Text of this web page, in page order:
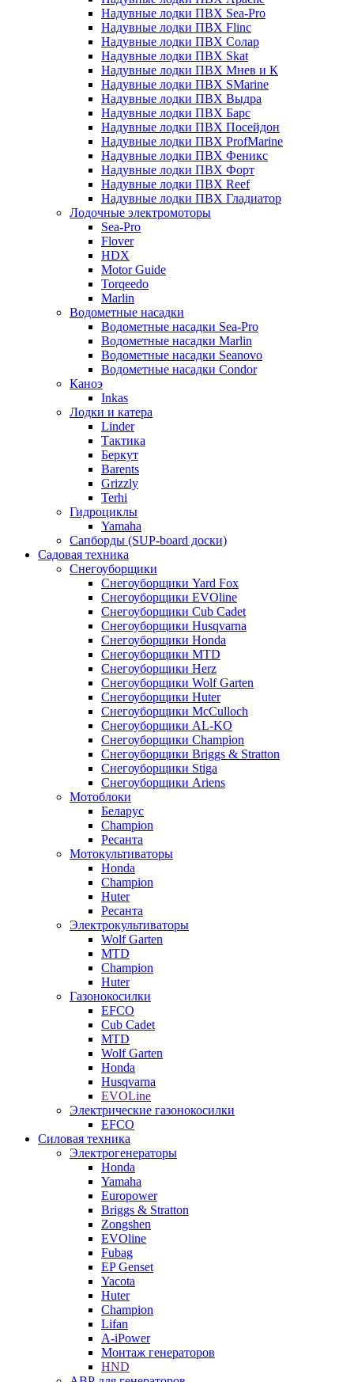
Надувные лодки ПВХ Sea-Pro
Надувные лодки ПВХ Flinc
Надувные лодки ПВХ Солар
Надувные лодки ПВХ Skat
Надувные лодки ПВХ Мнев и К
Надувные лодки ПВХ SMarine
Надувные лодки ПВХ Выдра
Надувные лодки ПВХ Барс
Надувные лодки ПВХ Посейдон
Надувные лодки ПВХ ProfMarine
Надувные лодки ПВХ Феникс
Надувные лодки ПВХ Форт
Надувные лодки ПВХ Reef
Надувные лодки ПВХ Гладиатор
Лодочные электромоторы
Sea-Pro
Flover
HDX
Motor Guide
Torqeedo
Marlin
Водометные насадки
Водометные насадки Sea-Pro
Водометные насадки Marlin
Водометные насадки Seanovo
Водометные насадки Condor
Каноэ
Inkas
Лодки и катера
Linder
Тактика
Беркут
Barents
Grizzly
Terhi
Гидроциклы
Yamaha
Сапборды (SUP-board доски)
Садовая техника
Снегоуборщики
Снегоуборщики Yard Fox
Снегоуборщики EVOline
Снегоуборщики Cub Cadet
Снегоуборщики Husqvarna
Снегоуборщики Honda
Снегоуборщики MTD
Снегоуборщики Herz
Снегоуборщики Wolf Garten
Снегоуборщики Huter
Снегоуборщики McCulloch
Снегоуборщики AL-KO
Снегоуборщики Champion
Снегоуборщики Briggs & Stratton
Снегоуборщики Stiga
Снегоуборщики Ariens
Мотоблоки
Беларус
Champion
Ресанта
Мотокультиваторы
Honda
Champion
Huter
Ресанта
Электрокультиваторы
Wolf Garten
MTD
Champion
Huter
Газонокосилки
EFCO
Cub Cadet
MTD
Wolf Garten
Honda
Husqvarna
EVOLine
Электрические газонокосилки
EFCO
Силовая техника
Электрогенераторы
Honda
Yamaha
Europower
Briggs & Stratton
Zongshen
EVOline
Fubag
EP Genset
Yacota
Huter
Champion
Lifan
A-iPower
Монтаж генераторов
HND